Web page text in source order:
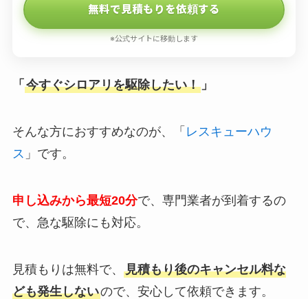
無料で見積もりを依頼する
※公式サイトに移動します
「 今すぐシロアリを駆除したい！」
そんな方におすすめなのが、「 レスキューハウ
ス 」です。
申し込みから最短20分で、専門業者が到着するの
で、急な駆除にも対応。
見積もりは無料で、 見積もり後のキャンセル料な
ども発生しないので、安心して依頼できます。